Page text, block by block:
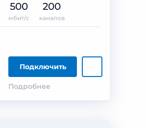
Подключить
Подробнее
500
мбит/с
200
каналов